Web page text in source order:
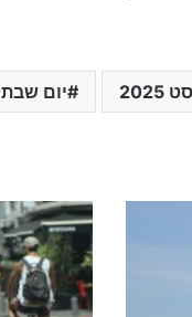
יום שבת 16 אוגוסט 2025 עדכון פיננסי
כ
ו
ת
ר
ו